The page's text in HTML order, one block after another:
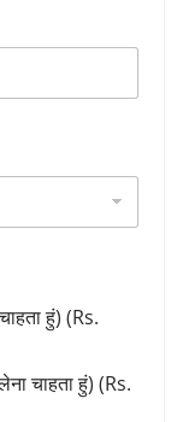
हुं) (Rs.
चाहता हुं) (Rs.